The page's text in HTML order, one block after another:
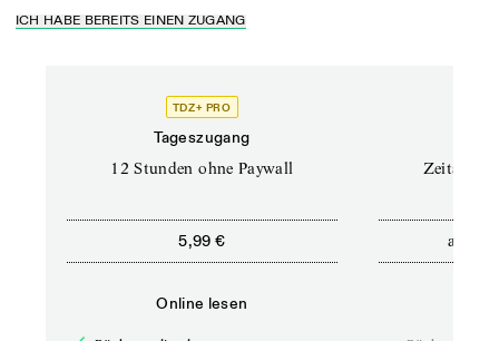
ICH HABE BEREITS EINEN ZUGANG
TDZ+ PRO
Tageszugang
12 Stunden ohne Paywall
5,99 €
Online lesen
ab